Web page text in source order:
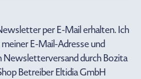
per E-Mail erhalten. Ich
E-Mail-Adresse und
Newsletterversand durch Bozita
Betreiber Eltidia GmbH